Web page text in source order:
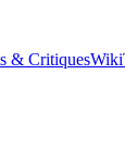
& CritiquesWiki